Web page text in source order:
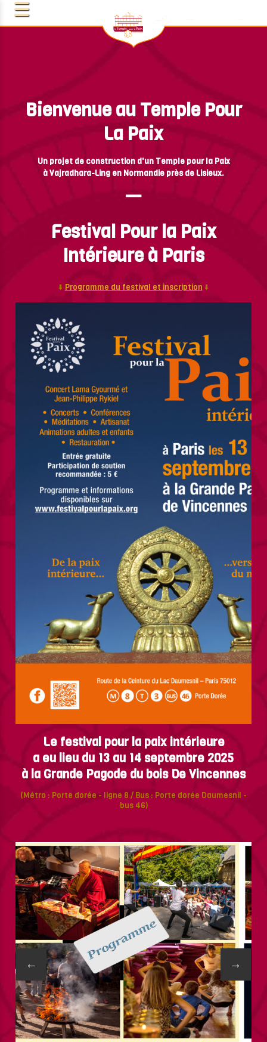
Bienvenue au Temple Pour
La Paix
Un projet de construction d'un Temple pour la Paix
à Vajradhara-Ling en Normandie près de Lisieux.
T
Festival Pour la Paix
Intérieure à Paris
⬇️ Programme du festival et inscription ⬇️
Le festival pour la paix intérieure
a eu lieu du 13 au 14 septembre 2025
à la Grande Pagode du bois De Vincennes
(Métro : Porte dorée - ligne 8 / Bus : Porte dorée Daumesnil -
bus 46)
← →